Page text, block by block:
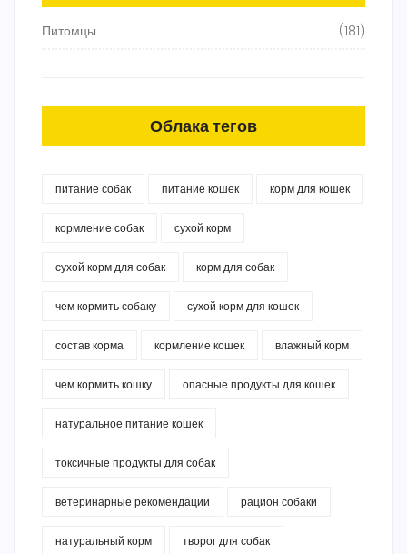
Питомцы (181)
Облака тегов
питание собак питание кошек корм для кошек
кормление собак сухой корм
сухой корм для собак корм для собак
чем кормить собаку сухой корм для кошек
состав корма кормление кошек влажный корм
чем кормить кошку опасные продукты для кошек
натуральное питание кошек
токсичные продукты для собак
ветеринарные рекомендации рацион собаки
натуральный корм творог для собак